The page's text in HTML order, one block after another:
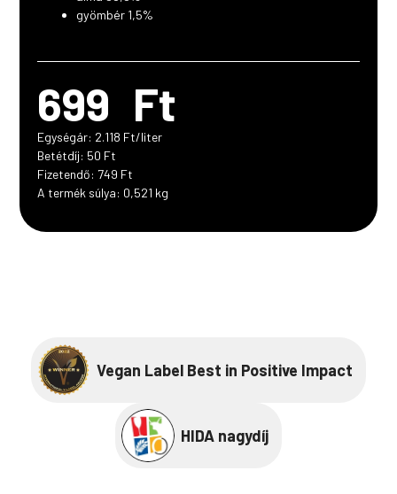
699 Ft
Egységár: 2.118 Ft/liter
Betétdíj: 50 Ft
Fizetendő: 749 Ft
A termék súlya: 0,521 kg
gyömbér 1,5%
Vegan Label Best in Positive Impact
HIDA nagydíj